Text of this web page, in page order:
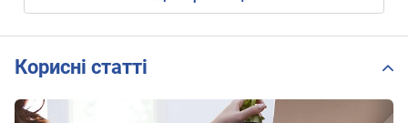
Корисні статті